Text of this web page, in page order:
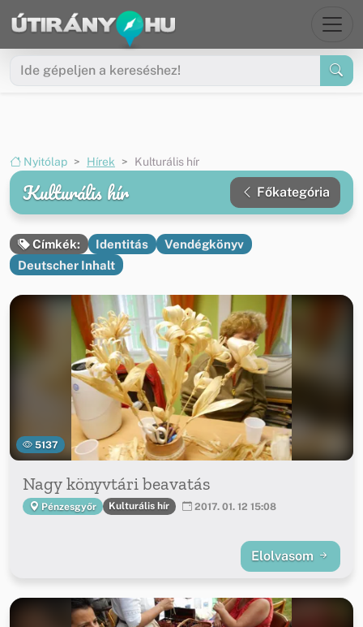
Ugrás a menüre
Ugrás a tartalomra
Nyitólap Hírek Kulturális hír
Kulturális hír Főkategória
Címkék: Identitás
Vendégkönyv
Deutscher Inhalt
5137
Nagy könyvtári beavatás
Pénzesgyőr Kulturális hír 2017. 01. 12 15:08
Elolvasom